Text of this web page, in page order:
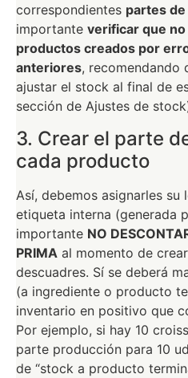
correspondientes partes
importante verificar que
productos creados por
anteriores, recomendando
ajustar el stock al final de
sección de Ajustes de
3. Crear el parte
cada producto
Así, debemos asignarles
etiqueta interna (generada
importante NO
PRIMA al momento de
descuadres. Sí se deberá
(a ingrediente o producto
inventario en positivo que
Por ejemplo, si hay 10
parte producción para 10
de “stock a producto